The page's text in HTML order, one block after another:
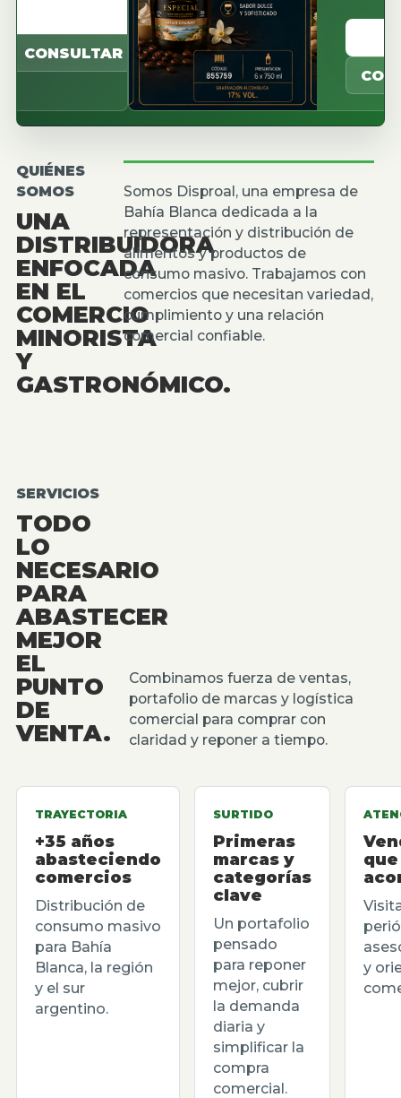
VER
QUIÉNES
SOMOS
UNA
DISTRIBUIDORA
ENFOCADA
EN EL
COMERCIO
MINORISTA
Y
GASTRONÓMICO.
Somos Disproal, una empresa de
Bahía Blanca dedicada a la
representación y distribución de
alimentos y productos de
consumo masivo. Trabajamos con
comercios que necesitan variedad,
cumplimiento y una relación
comercial confiable.
SERVICIOS
TODO
LO
NECESARIO
PARA
ABASTECER
MEJOR
EL
PUNTO
DE
VENTA.
Combinamos fuerza de ventas,
portafolio de marcas y logística
comercial para comprar con
claridad y reponer a tiempo.
TRAYECTORIA
+35 años
abasteciendo
comercios
Distribución de
consumo masivo
para Bahía
Blanca, la región
y el sur
argentino.
SURTIDO
Primeras
marcas y
categorías
clave
Un portafolio
pensado
para reponer
mejor, cubrir
la demanda
diaria y
simplificar la
compra
comercial.
que
y